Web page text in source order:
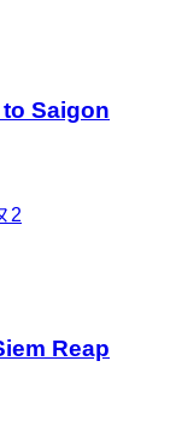
Saigon
2
Reap